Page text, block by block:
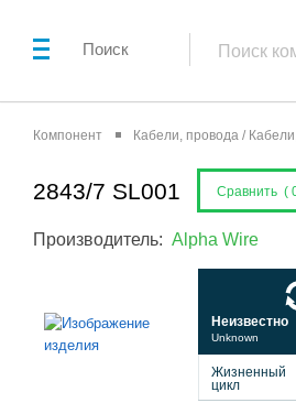
Поиск
Компонент Кабели, провода /
2843/7 SL001 Сравнить (
Производитель: Alpha Wire